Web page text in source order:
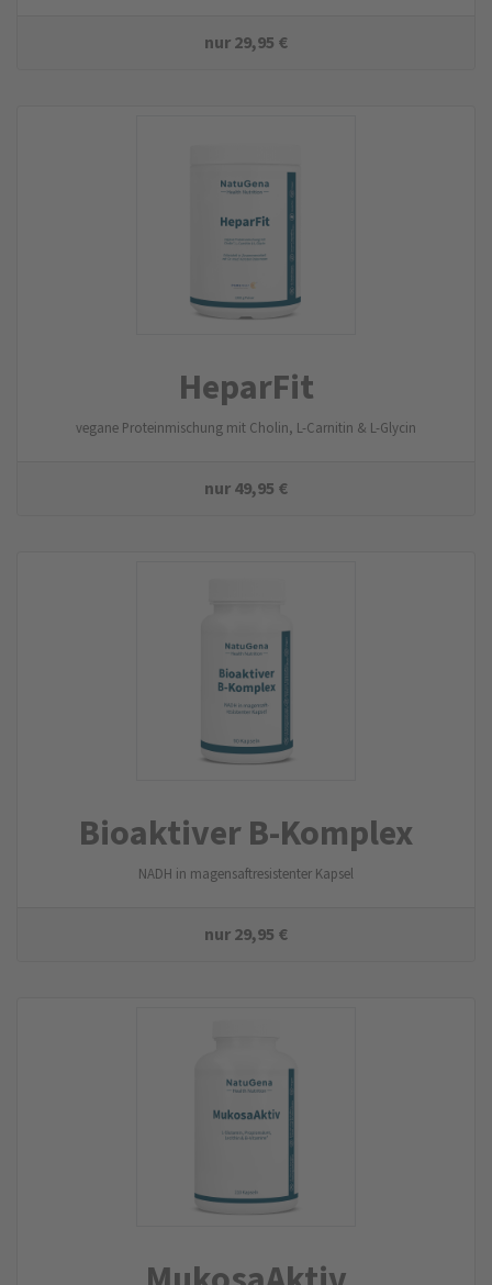
nur29,95 €
HeparFit
vegane Proteinmischung mit Cholin, L-Carnitin & L-Glycin
nur49,95 €
Bioaktiver B-Komplex
NADH in magensaftresistenter Kapsel
nur29,95 €